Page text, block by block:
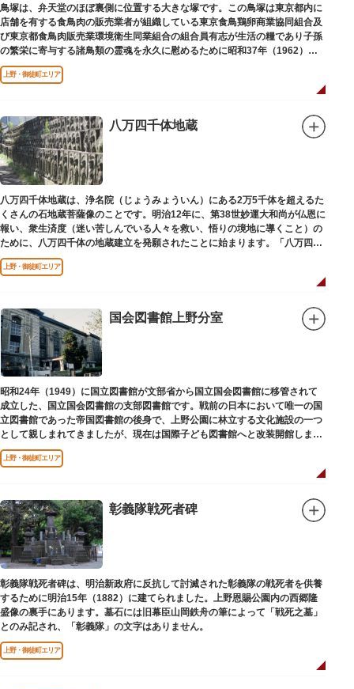
鳥塚は、弁天堂のほぼ裏側に位置する大きな塚です。この鳥塚は東京都内に
店舗を有する食鳥肉の販売業者が組織している東京食鳥鶏卵商業協同組合及
び東京都食鳥肉販売業環境衛生同業組合の組合員有志が生活の糧であり子孫
の繁栄に寄与する諸鳥類の霊魂を永久に慰めるために昭和37年（1962）に
建立されました。
上野・御徒町エリア
八万四千体地蔵
八万四千体地蔵は、浄名院（じょうみょういん）にある2万5千体を超えるた
くさんの石地蔵菩薩像のことです。明治12年に、第38世妙運大和尚が仏恩に
報い、衆生済度（迷い苦しんでいる人々を救い、悟りの境地に導くこと）の
ために、八万四千体の地蔵建立を発願されたことに始まります。「八万四
千」とは仏法で無数の意味を示します。この石地蔵尊は全国各地にも造立さ
れており、これまで約5万体の石地蔵尊が造立され、今も増え続けていま
上野・御徒町エリア
国会図書館上野分室
昭和24年（1949）に国立図書館が文部省から国立国会図書館に移管されて
成立した、国立国会図書館の支部図書館です。戦前の日本において唯一の国
立図書館であった帝国図書館の後身で、上野公園に林立する文化施設の一つ
として親しまれてきましたが、現在は国際子ども図書館へと改装開館しまし
た。
上野・御徒町エリア
彰義隊戦死者碑
彰義隊戦死者碑は、明治新政府に反抗して討滅された彰義隊の戦死者を供養
するために明治15年（1882）に建てられました。上野恩賜公園内の西郷隆
盛像の裏手にあります。墓石には旧幕臣山岡鉄舟の筆によって「戦死之墓」
とのみ記され、「彰義隊」の文字はありません。
上野・御徒町エリア